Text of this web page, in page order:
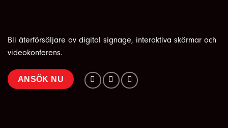
Bli återförsäljare av digital signage, interaktiva skärmar och
videokonferens.
ANSÖK NU